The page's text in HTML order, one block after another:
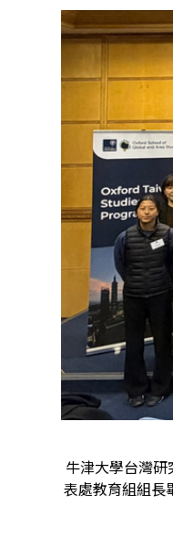
牛津大學台灣
表處教育組組長